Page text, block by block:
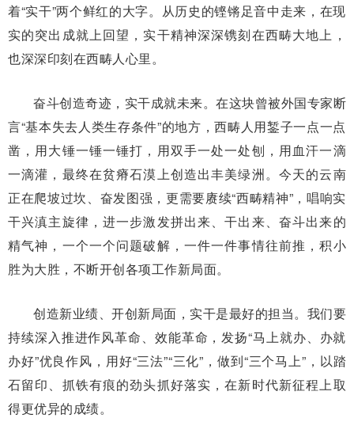
着“实干”两个鲜红的大字。从历史的铿锵足音中走来，在现
实的突出成就上回望，实干精神深深镌刻在西畴大地上，
也深深印刻在西畴人心里。
奋斗创造奇迹，实干成就未来。在这块曾被外国专家断
言“基本失去人类生存条件”的地方，西畴人用錾子一点一点
凿，用大锤一锤一锤打，用双手一处一处刨，用血汗一滴
一滴灌，最终在贫瘠石漠上创造出丰美绿洲。今天的云南
正在爬坡过坎、奋发图强，更需要赓续“西畴精神”，唱响实
干兴滇主旋律，进一步激发拼出来、干出来、奋斗出来的
精气神，一个一个问题破解，一件一件事情往前推，积小
胜为大胜，不断开创各项工作新局面。
创造新业绩、开创新局面，实干是最好的担当。我们要
持续深入推进作风革命、效能革命，发扬“马上就办、办就
办好”优良作风，用好“三法”“三化”，做到“三个马上”，以踏
石留印、抓铁有痕的劲头抓好落实，在新时代新征程上取
得更优异的成绩。